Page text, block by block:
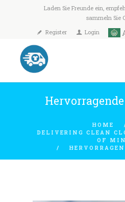
Laden Sie Freunde ein,
sammeln Sie
Register
Login
HOME
DELIVERING CLEAN
OF